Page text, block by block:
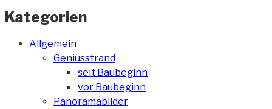
Kategorien
Allgemein
Geniusstrand
seit Baubeginn
vor Baubeginn
Panoramabilder